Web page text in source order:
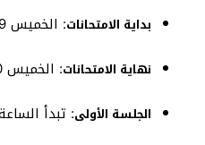
بداية الامتحانات: الخميس 19 حزيران 2025
نهاية الامتحانات: الخميس 10 تموز 2025
الجلسة الأولى: تبدأ الساعة 10:00